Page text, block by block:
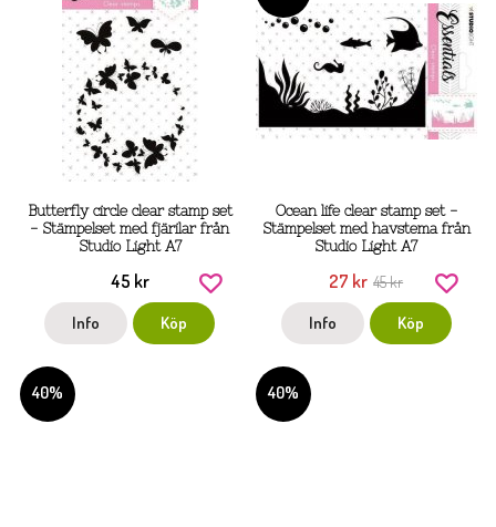
Butterfly circle clear stamp set
- Stämpelset med fjärilar från
Studio Light A7
45 kr
Info Köp
Ocean life clear stamp set -
Stämpelset med havstema från
Studio Light A7
27 kr 45 kr
Info Köp
40% 40%